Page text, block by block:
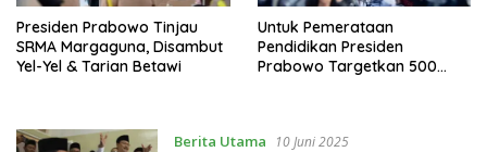
Presiden Prabowo Tinjau
SRMA Margaguna, Disambut
Yel-Yel & Tarian Betawi
Untuk Pemerataan
Pendidikan Presiden
Prabowo Targetkan 500
Berita Utama 10 Juni 2025